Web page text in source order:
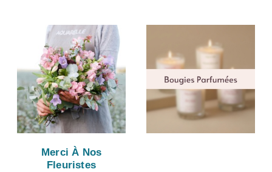
Merci À Nos
Fleuristes